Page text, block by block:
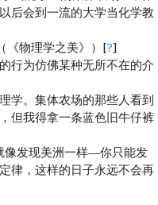
后会到一流的大学当化学教
物理学之美》）[?]
行为仿佛某种无所不在的介
学。集体农场的那些人看到
但我得拿一条蓝色旧牛仔裤
像发现美洲一样—你只能发
律，这样的日子永远不会再